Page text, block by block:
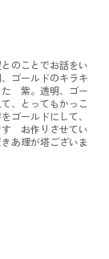
のことでお話をい
ゴールドのキラキ
た 紫。透明、ゴー
、とってもかっこ
ゴールドにして、
す お作りさせてい
あ理が塔ございま